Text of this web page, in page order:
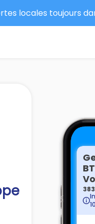
locales toujours